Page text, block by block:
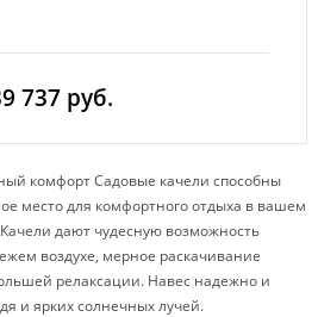
737 руб.
комфорт Садовые качели способны
место для комфортного отдыха в вашем
дают чудесную возможность
воздухе, мерное раскачивание
релаксации. Навес надежно и
и ярких солнечных лучей.